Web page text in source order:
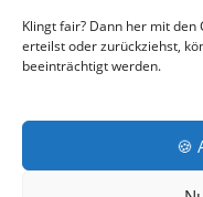
Klingt fair? Dann her mit
erteilst oder zurückziehst,
beeinträchtigt werden.
🍪
Make
€29,90